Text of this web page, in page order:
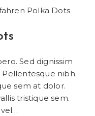
Sed dignissim
nibh.
sem at dolor.
tristique sem.